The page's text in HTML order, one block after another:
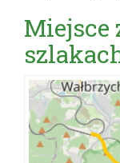
Miejsce